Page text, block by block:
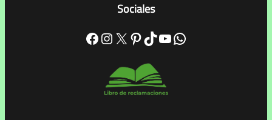
Sociales
Facebook Instagram X Pinterest TikTok YouTube WhatsApp